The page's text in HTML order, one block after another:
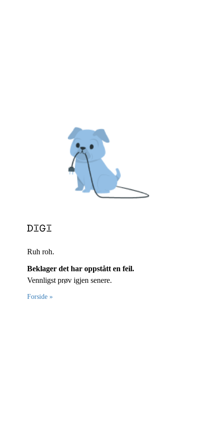
Ruh roh.
Beklager det har oppstått en feil.
Vennligst prøv igjen senere.
Forside »